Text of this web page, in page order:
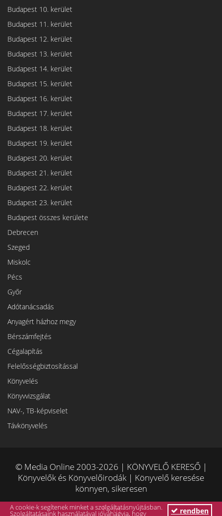
Budapest 10. kerület
Budapest 11. kerület
Budapest 12. kerület
Budapest 13. kerület
Budapest 14. kerület
Budapest 15. kerület
Budapest 16. kerület
Budapest 17. kerület
Budapest 18. kerület
Budapest 19. kerület
Budapest 20. kerület
Budapest 21. kerület
Budapest 22. kerület
Budapest 23. kerület
Budapest összes kerülete
Debrecen
Szeged
Miskolc
Pécs
Győr
Adótanácsadás
Anyagért házhoz megy
Bérszámfejtés
Cégalapítás
Felelősségbiztosítással
Könyvelés
Könyvvizsgálat
NAV-, TB-képviselet
Távkönyvelés
© Media Online 2003-2026 | KÖNYVELŐ KERESŐ |
Könyvelők és Könyvelőirodák | Könyvelő keresése
könnyen, sikeresen
A cookie-k segítenek minket a szolgáltatásnyújtásban.
Szolgáltatásaink használatával jóváhagyja, hogy rendben